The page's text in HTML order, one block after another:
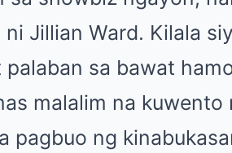
Jillian Ward. Kilala
sa bawat
malalim na
pagbuo ng